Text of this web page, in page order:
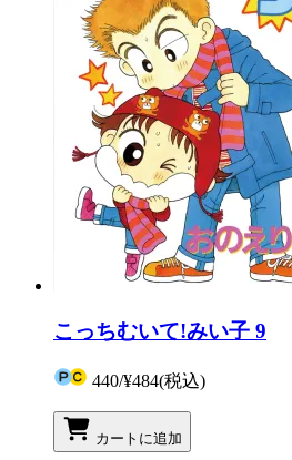
こっちむいて!みい子 9
440/¥484(税込)
カートに追加